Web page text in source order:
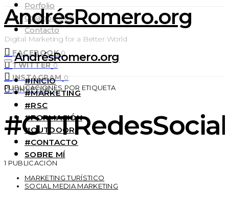
Porfolio
Colaboración
Contacto
FACEBOOK 0
TWITTER 0
INSTAGRAM 0
LINKEDIN 0
AndrésRomero.org
Digital Marketing for a Better World
AndrésRomero.org
#INICIO
#MARKETING
#RSC
#FORMACIÓN
#OUTDOOR
#CONTACTO
SOBRE MÍ
PUBLICACIONES POR ETIQUETA
1 PUBLICACIÓN
MARKETING TURÍSTICO
SOCIAL MEDIA MARKETING